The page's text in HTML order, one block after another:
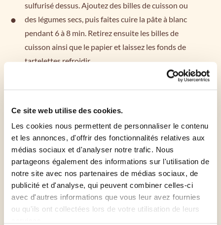
Ce site web utilise des cookies.
Les cookies nous permettent de personnaliser le contenu
et les annonces, d'offrir des fonctionnalités relatives aux
médias sociaux et d'analyser notre trafic. Nous
partageons également des informations sur l'utilisation de
notre site avec nos partenaires de médias sociaux, de
publicité et d'analyse, qui peuvent combiner celles-ci
avec d'autres informations que vous leur avez fournies
ou qu'ils ont collectées lors de votre utilisation de leurs
sulfurisé dessus. Ajoutez des billes de cuisson ou
des légumes secs, puis faites cuire la pâte à blanc
pendant 6 à 8 min. Retirez ensuite les billes de
cuisson ainsi que le papier et laissez les fonds de
tartelettes refroidir.
Pour la garniture :
Faites fondre le beurre.
Battez énergiquement les oeufs avec le sucre et
incorporez progressivement la poudre d'amande.